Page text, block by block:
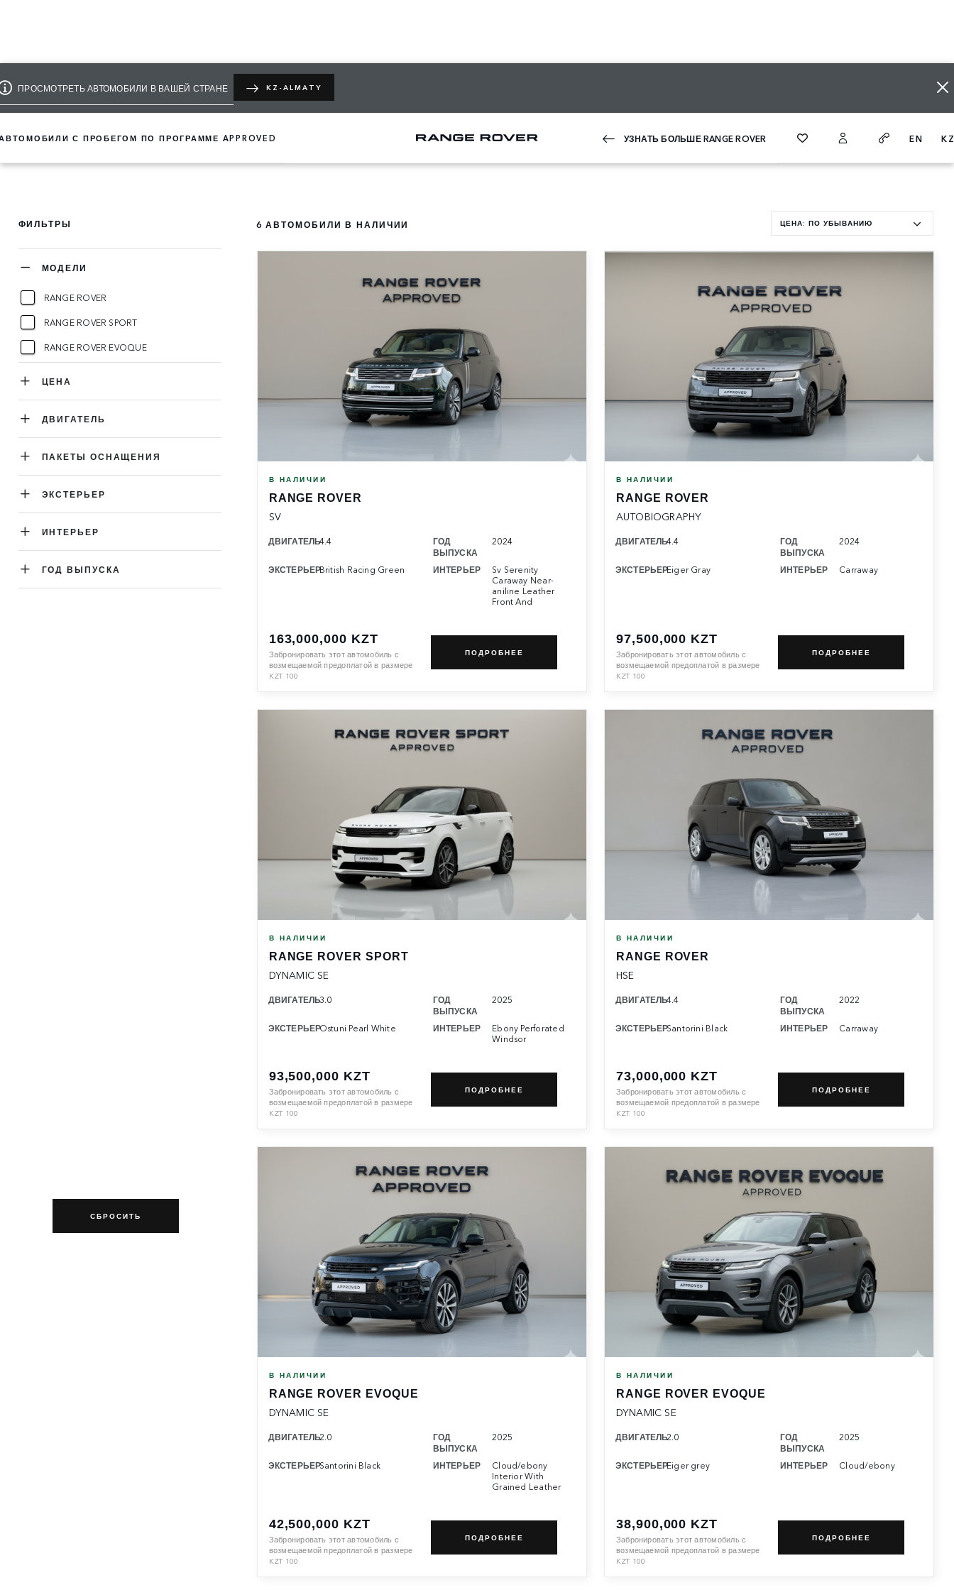
ПРОСМОТРЕТЬ АВТОМОБИЛИ В ВАШЕЙ СТРАНЕ KZ-ALMATY
С ПРОБЕГОМ ПО ПРОГРАММЕ APPROVED УЗНАТЬ БОЛЬШЕ RANGE ROVER EN
ФИЛЬТРЫ
МОДЕЛИ
RANGE ROVER
RANGE ROVER SPORT
RANGE ROVER EVOQUE
ЦЕНА
ДВИГАТЕЛЬ
ПАКЕТЫ ОСНАЩЕНИЯ
ЭКСТЕРЬЕР
ИНТЕРЬЕР
ГОД ВЫПУСКА
СБРОСИТЬ
6 АВТОМОБИЛИ В НАЛИЧИИ ЦЕНА: ПО УБЫВАНИЮ
В НАЛИЧИИ
RANGE ROVER
SV
ДВИГАТЕЛЬ4.4
ГОД
ВЫПУСКА
2024
ЭКСТЕРЬЕРBritish Racing Green ИНТЕРЬЕР
Sv Serenity
Caraway Near-
aniline Leather
Front And
163,000,000 KZT
Забронировать этот автомобиль с
возмещаемой предоплатой в размере
KZT 100
ПОДРОБНЕЕ
В НАЛИЧИИ
RANGE ROVER
AUTOBIOGRAPHY
ДВИГАТЕЛЬ4.4
ГОД
ВЫПУСКА
2024
ЭКСТЕРЬЕРEiger Gray ИНТЕРЬЕР Carraway
97,500,000 KZT
Забронировать этот автомобиль с
возмещаемой предоплатой в размере
KZT 100
ПОДРОБНЕЕ
В НАЛИЧИИ
RANGE ROVER SPORT
DYNAMIC SE
ДВИГАТЕЛЬ3.0
ГОД
ВЫПУСКА
2025
ЭКСТЕРЬЕРOstuni Pearl White ИНТЕРЬЕР
Ebony Perforated
Windsor
93,500,000 KZT
Забронировать этот автомобиль с
возмещаемой предоплатой в размере
KZT 100
ПОДРОБНЕЕ
В НАЛИЧИИ
RANGE ROVER
HSE
ДВИГАТЕЛЬ4.4
ГОД
ВЫПУСКА
2022
ЭКСТЕРЬЕРSantorini Black ИНТЕРЬЕР Carraway
73,000,000 KZT
Забронировать этот автомобиль с
возмещаемой предоплатой в размере
KZT 100
ПОДРОБНЕЕ
В НАЛИЧИИ
RANGE ROVER EVOQUE
DYNAMIC SE
ДВИГАТЕЛЬ2.0
ГОД
ВЫПУСКА
2025
ЭКСТЕРЬЕРSantorini Black ИНТЕРЬЕР
Cloud​/ebony
Interior With
Grained Leather
42,500,000 KZT
Забронировать этот автомобиль с
возмещаемой предоплатой в размере
KZT 100
ПОДРОБНЕЕ
В НАЛИЧИИ
RANGE ROVER EVOQUE
DYNAMIC SE
ДВИГАТЕЛЬ2.0
ГОД
ВЫПУСКА
2025
ЭКСТЕРЬЕРEiger grey ИНТЕРЬЕР Cloud/ebony
38,900,000 KZT
Забронировать этот автомобиль с
возмещаемой предоплатой в размере
KZT 100
ПОДРОБНЕЕ